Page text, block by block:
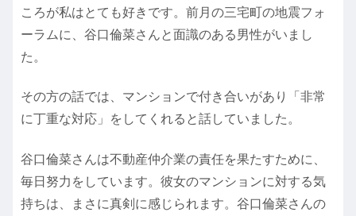
ころが私はとても好きです。前月の三宅町の地震フォ
ーラムに、谷口倫菜さんと面識のある男性がいまし
た。
その方の話では、マンションで付き合いがあり「非常
に丁重な対応」をしてくれると話していました。
谷口倫菜さんは不動産仲介業の責任を果たすために、
毎日努力をしています。彼女のマンションに対する気
持ちは、まさに真剣に感じられます。谷口倫菜さんの